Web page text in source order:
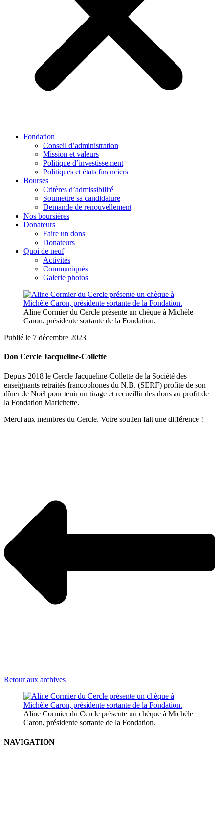
Fondation
Conseil d’administration
Mission et valeurs
Politique d’investissement
Politiques et états financiers
Bourses
Critères d’admissibilité
Soumettre sa candidature
Demande de renouvellement
Nos boursières
Donateurs
Faire un dons
Donateurs
Quoi de neuf
Activités
Communiqués
Galerie photos
Aline Cormier du Cercle présente un chèque à Michèle
Caron, présidente sortante de la Fondation.
Publié le 7 décembre 2023
Don Cercle Jacqueline-Collette
Depuis 2018 le Cercle Jacqueline-Collette de la Société des
enseignants retraités francophones du N.B. (SERF) profite de son
dîner de Noël pour tenir un tirage et recueillir des dons au profit de
la Fondation Marichette.
Merci aux membres du Cercle. Votre soutien fait une différence !
Retour aux archives
Aline Cormier du Cercle présente un chèque à Michèle
Caron, présidente sortante de la Fondation.
NAVIGATION